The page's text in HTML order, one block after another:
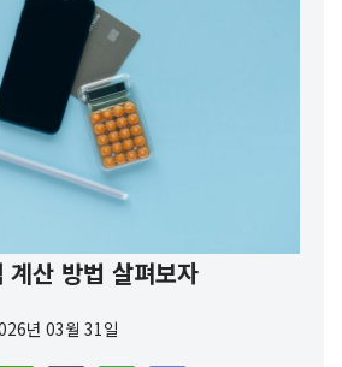
계산 방법 살펴보자
년 03월 31일